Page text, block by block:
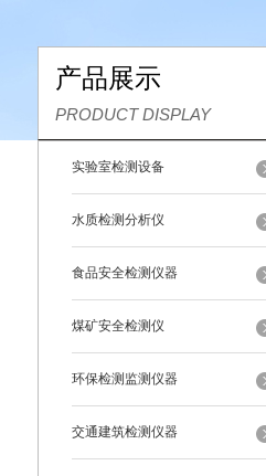
产品展示
PRODUCT DISPLAY
实验室检测设备
水质检测分析仪
食品安全检测仪器
煤矿安全检测仪
环保检测监测仪器
交通建筑检测仪器